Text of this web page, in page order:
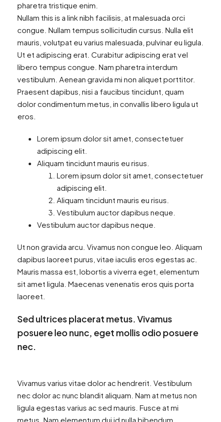
pharetra tristique enim.
Nullam this is a link nibh facilisis, at malesuada orci
congue. Nullam tempus sollicitudin cursus. Nulla elit
mauris, volutpat eu varius malesuada, pulvinar eu ligula.
Ut et adipiscing erat. Curabitur adipiscing erat vel
libero tempus congue. Nam pharetra interdum
vestibulum. Aenean gravida mi non aliquet porttitor.
Praesent dapibus, nisi a faucibus tincidunt, quam
dolor condimentum metus, in convallis libero ligula ut
eros.
Lorem ipsum dolor sit amet, consectetuer
adipiscing elit.
Aliquam tincidunt mauris eu risus.
Lorem ipsum dolor sit amet, consectetuer
adipiscing elit.
Aliquam tincidunt mauris eu risus.
Vestibulum auctor dapibus neque.
Vestibulum auctor dapibus neque.
Ut non gravida arcu. Vivamus non congue leo. Aliquam
dapibus laoreet purus, vitae iaculis eros egestas ac.
Mauris massa est, lobortis a viverra eget, elementum
sit amet ligula. Maecenas venenatis eros quis porta
laoreet.
Sed ultrices placerat metus. Vivamus
posuere leo nunc, eget mollis odio posuere
nec.
Vivamus varius vitae dolor ac hendrerit. Vestibulum
nec dolor ac nunc blandit aliquam. Nam at metus non
ligula egestas varius ac sed mauris. Fusce at mi
metus. Nam elementum dui id nulla bibendum